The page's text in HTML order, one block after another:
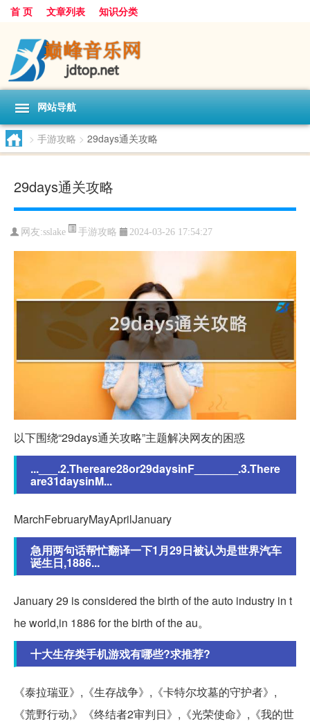
首 页 文章列表 知识分类
网站导航
> 手游攻略 > 29days通关攻略
29days通关攻略
网友:sslake 手游攻略 2024-03-26 17:54:27
以下围绕“29days通关攻略”主题解决网友的困惑
...___.2.Thereare28or29daysinF_______.3.There
are31daysinM...
MarchFebruaryMayAprilJanuary
急用两句话帮忙翻译一下1月29日被认为是世界汽车
诞生日,1886...
January 29 is considered the birth of the auto industry in t
he world,in 1886 for the birth of the au。
十大生存类手机游戏有哪些?求推荐?
《泰拉瑞亚》,《生存战争》,《卡特尔坟墓的守护者》,
《荒野行动,》《终结者2审判日》,《光荣使命》,《我的世